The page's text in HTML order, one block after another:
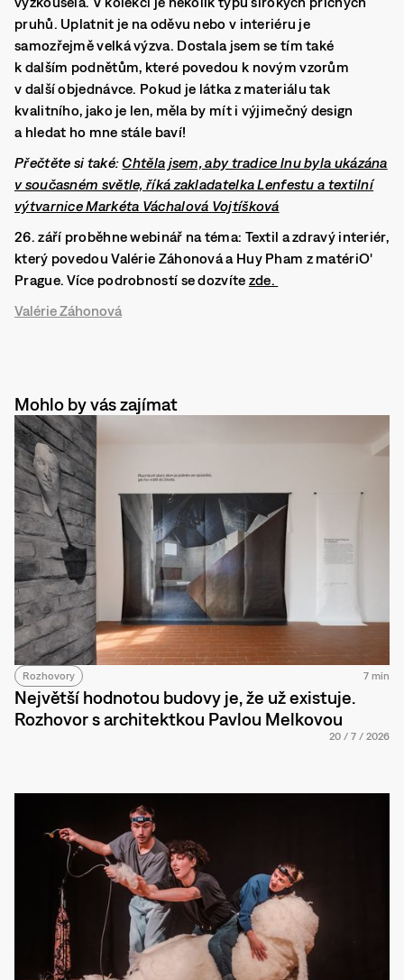
pruhů. Uplatnit je na oděvu nebo v interiéru je
samozřejmě velká výzva. Dostala jsem se tím také
k dalším podnětům, které povedou k novým vzorům
v další objednávce. Pokud je látka z materiálu tak
kvalitního, jako je len, měla by mít i výjimečný design
a hledat ho mne stále baví!
Přečtěte si také:Chtěla jsem, aby tradice lnu byla ukázána
v současném světle, říká zakladatelka Lenfestu a textilní
výtvarnice Markéta Váchalová Vojtíšková
26. září proběhne webinář na téma: Textil a zdravý interiér,
který povedou Valérie Záhonová a Huy Pham z matériO'
Prague. Více podrobností se dozvíte zde.
Valérie Záhonová
Mohlo by vás zajímat
Rozhovory 7 min
Největší hodnotou budovy je, že už existuje.
Rozhovor s architektkou Pavlou Melkovou
20 / 7 / 2026